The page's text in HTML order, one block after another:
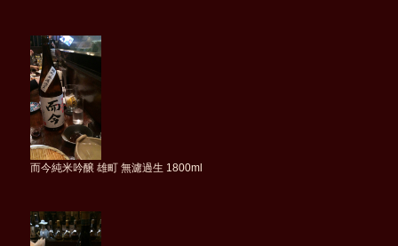
而今純米吟醸 雄町 無濾過生 1800ml